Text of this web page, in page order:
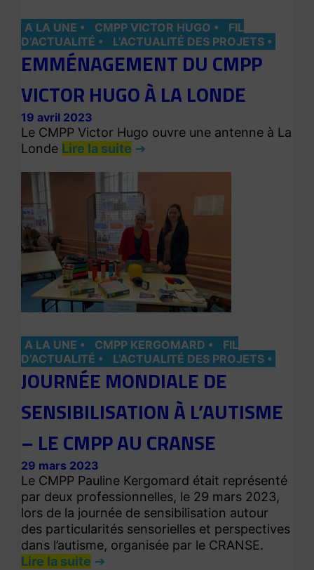
A LA UNE CMPP VICTOR HUGO
FIL
D’ACTUALITÉ
L’ACTUALITÉ DES PROJETS
EMMÉNAGEMENT DU CMPP
VICTOR HUGO À LA LONDE
19 avril 2023
Le CMPP Victor Hugo ouvre une antenne à La
Londe Lire la suite
A LA UNE CMPP KERGOMARD
FIL
D’ACTUALITÉ
L’ACTUALITÉ DES PROJETS
JOURNÉE MONDIALE DE
SENSIBILISATION À L’AUTISME
– LE CMPP AU CRANSE
29 mars 2023
Le CMPP Pauline Kergomard était représenté
par deux professionnelles, le 29 mars 2023,
lors de la journée de sensibilisation autour
des particularités sensorielles et perspectives
dans l’autisme, organisée par le CRANSE.
Lire la suite